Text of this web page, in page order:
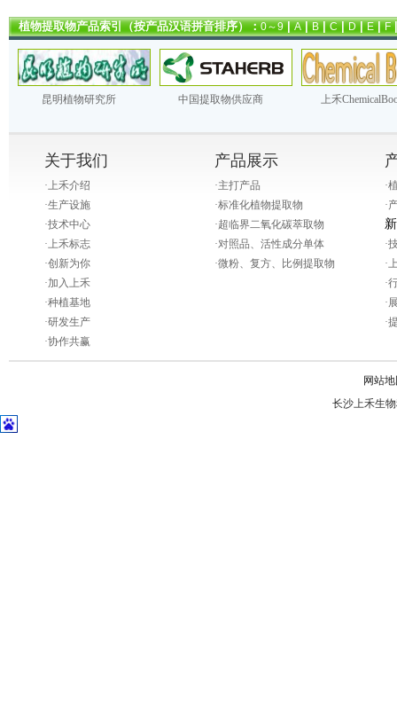
植物提取物产品索引（按产品汉语拼音排序）：0～9|A|B|C|D|E|F
昆明植物研究所 中国提取物供应商 上禾
关于我们
·上禾介绍
·生产设施
·技术中心
·上禾标志
·创新为你
·加入上禾
·种植基地
·研发生产
·协作共赢
产品展示
·主打产品
·标准化植物提取物
·超临界二氧化碳萃取物
·对照品、活性成分单体
·微粉、复方、比例提取物
·
·
·
·
·
·
·
网站
长沙上禾生物